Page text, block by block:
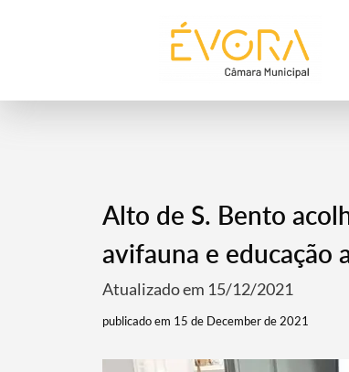
Alto de S. Bento
avifauna e educação
Atualizado em 15/12/2021
publicado em 15 de December de 2021